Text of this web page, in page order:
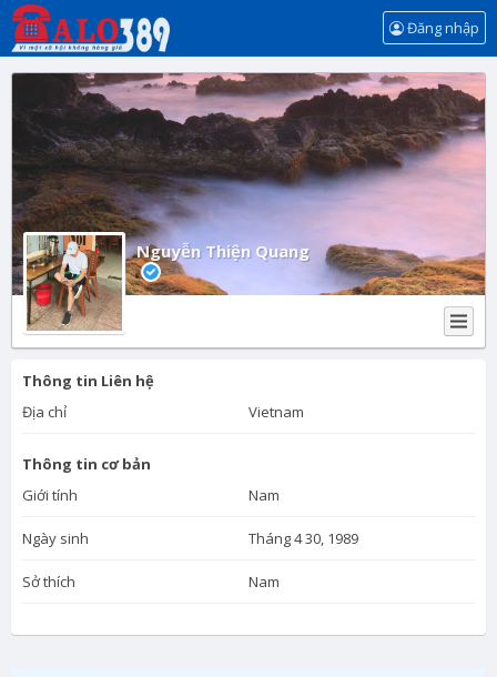
Đăng nhập
Nguyễn Thiện Quang
Thông tin Liên hệ
Địa chỉ
Vietnam
Thông tin cơ bản
Giới tính
Nam
Ngày sinh Tháng 4 30, 1989
Sở thích Nam